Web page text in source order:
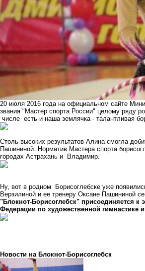
20 июля 2016 года на официальном сайте
звания "Мастер спорта России" целому ряду
числе есть и наша землячка - талантливая
Столь высоких результатов Алина смогла
Пашининой. Норматив Мастера спорта
городах Астрахань и Владимир.
Ну, вот в родном Борисоглебске уже
Верзилиной и ее тренеру Оксане Пашининой
"Блокнот-Борисоглебск" присоединяется к
Федерации по художественной
Новости на Блoкнoт-Борисоглебск